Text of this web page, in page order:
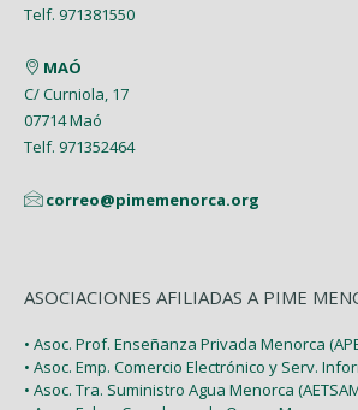
Telf. 971381550
MAÓ
C/ Curniola, 17
07714 Maó
Telf. 971352464
correo@pimemenorca.org
ASOCIACIONES AFILIADAS A PIME
• Asoc. Prof. Enseñanza Privada Menorca
• Asoc. Emp. Comercio Electrónico y Serv.
• Asoc. Tra. Suministro Agua Menorca